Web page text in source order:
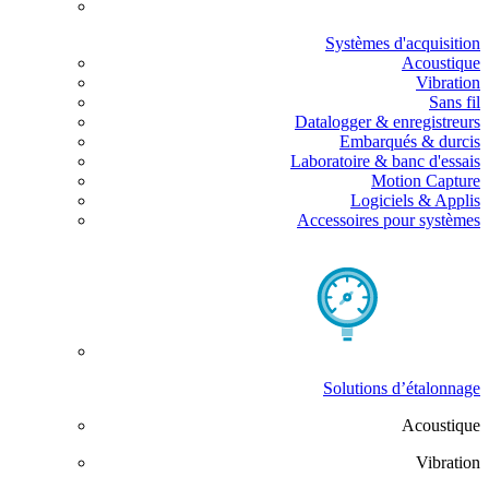
Systèmes d'acquisition
Acoustique
Vibration
Sans fil
Datalogger & enregistreurs
Embarqués & durcis
Laboratoire & banc d'essais
Motion Capture
Logiciels & Applis
Accessoires pour systèmes
Solutions d’étalonnage
Acoustique
Vibration